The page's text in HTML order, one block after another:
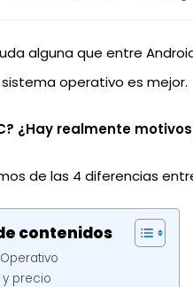
alguna que entre
operativo es mejor.
¿Hay realmente
de las 4 diferencias
contenidos
y precio